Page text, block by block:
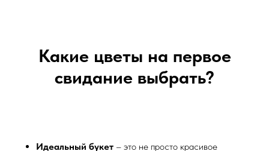
Какие цветы на первое
свидание выбрать?
Идеальный букет – это не просто красивое